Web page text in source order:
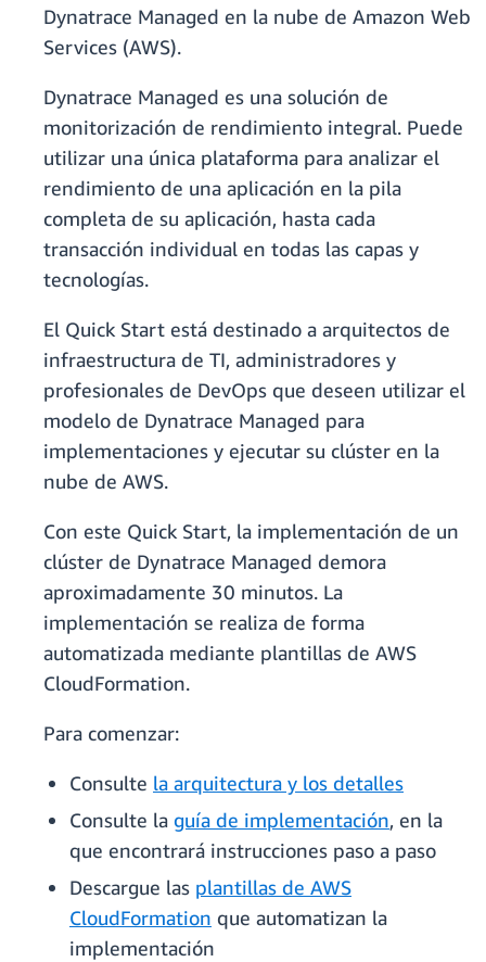
Dynatrace Managed en la nube de Amazon Web
Services (AWS).
Dynatrace Managed es una solución de
monitorización de rendimiento integral. Puede
utilizar una única plataforma para analizar el
rendimiento de una aplicación en la pila
completa de su aplicación, hasta cada
transacción individual en todas las capas y
tecnologías.
El Quick Start está destinado a arquitectos de
infraestructura de TI, administradores y
profesionales de DevOps que deseen utilizar el
modelo de Dynatrace Managed para
implementaciones y ejecutar su clúster en la
nube de AWS.
Con este Quick Start, la implementación de un
clúster de Dynatrace Managed demora
aproximadamente 30 minutos. La
implementación se realiza de forma
automatizada mediante plantillas de AWS
CloudFormation.
Para comenzar:
Consulte la arquitectura y los detalles
Consulte la guía de implementación, en la
que encontrará instrucciones paso a paso
Descargue las plantillas de AWS
CloudFormation que automatizan la
implementación